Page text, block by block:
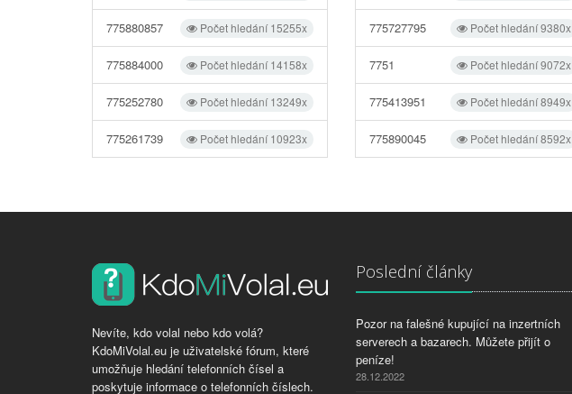
Počet hledání 15255x
775880857
Počet hledání 14158x
775884000
Počet hledání 13249x
775252780
Počet hledání 10923x
775261739
Počet hledání 9380x
775727795
Počet hledání 9072x
7751
Počet hledání 8949x
775413951
Počet hledání 8592x
775890045
Nevíte, kdo volal nebo kdo volá?
KdoMiVolal.eu je uživatelské fórum, které
umožňuje hledání telefonních čísel a
poskytuje informace o telefonních číslech.
Poslední články
Pozor na falešné kupující na inzertních
serverech a bazarech. Můžete přijít o
peníze!
28.12.2022